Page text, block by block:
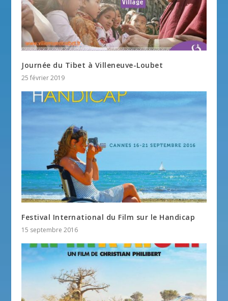
Journée du Tibet à Villeneuve-Loubet
25 février 2019
Festival International du Film sur le Handicap
15 septembre 2016